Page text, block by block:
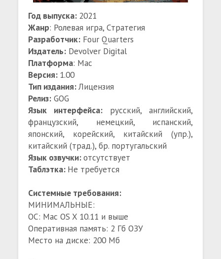
Год выпуска: 2021
Жанр: Ролевая игра, Стратегия
Разработчик: Four Quarters
Издатель: Devolver Digital
Платформа: Mac
Версия: 1.00
Тип издания:Лицензия
Релиз: GOG
Язык интерфейса: русский, английский,
французский, немецкий, испанский,
японский, корейский, китайский (упр.),
китайский (трад.), бр. португальский
Язык озвучки:отсутствует
Таблэтка: Не требуется
Системные требования:
МИНИМАЛЬНЫЕ:
ОС: Mac OS X 10.11 и выше
Оперативная память: 2 Гб ОЗУ
Место на диске: 200 Мб